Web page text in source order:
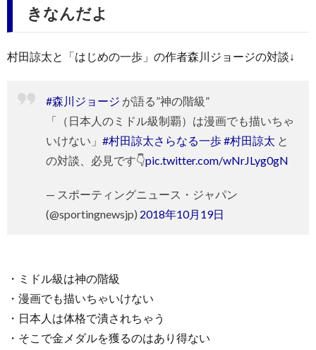
きなんだよ
村田諒太と「はじめの一歩」の作者森川ジョージの対談↓
#森川ジョージ が語る”神の階級”
「（日本人のミドル級制覇）は漫画でも描いちゃ
いけない」 #村田諒太さらなる一歩#村田諒太 と
の対談、必見です👇pic.twitter.com/wNrJLyg0gN
— スポーティングニュース・ジャパン
(@sportingnewsjp) 2018年10月19日
・ミドル級は神の階級
・漫画でも描いちゃいけない
・日本人は体格で潰されちゃう
・そこで金メダルを獲るのはあり得ない